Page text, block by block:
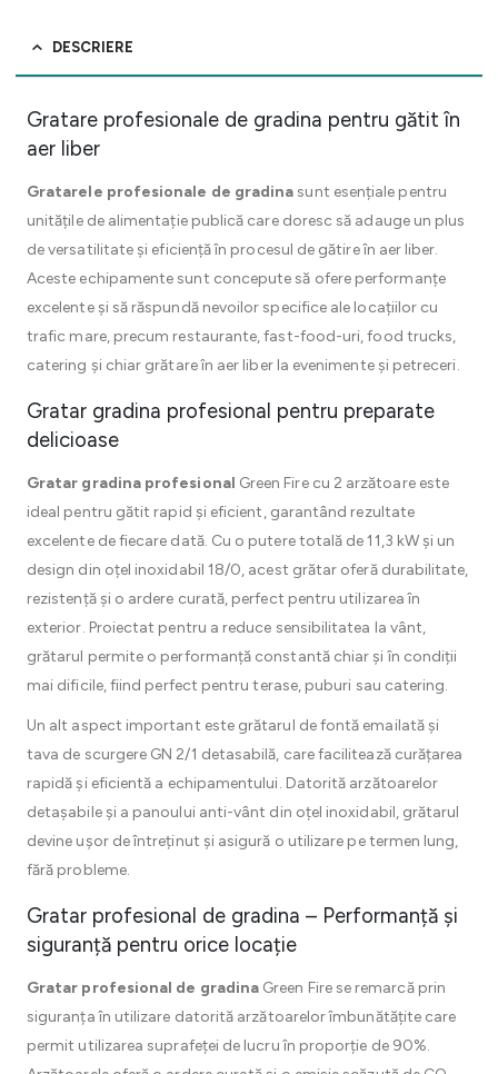
DESCRIERE
Gratare profesionale de gradina pentru gătit în
aer liber
Gratarele profesionale de gradinasunt esențiale pentru
unitățile de alimentație publică care doresc să adauge un plus
de versatilitate și eficiență în procesul de gătire în aer liber.
Aceste echipamente sunt concepute să ofere performanțe
excelente și să răspundă nevoilor specifice ale locațiilor cu
trafic mare, precum restaurante, fast-food-uri, food trucks,
catering și chiar grătare în aer liber la evenimente și petreceri.
Gratar gradina profesional pentru preparate
delicioase
Gratar gradina profesional Green Fire cu 2 arzătoare este
ideal pentru gătit rapid și eficient, garantând rezultate
excelente de fiecare dată. Cu o putere totală de 11,3 kW și un
design din oțel inoxidabil 18/0, acest grătar oferă durabilitate,
rezistență și o ardere curată, perfect pentru utilizarea în
exterior. Proiectat pentru a reduce sensibilitatea la vânt,
grătarul permite o performanță constantă chiar și în condiții
mai dificile, fiind perfect pentru terase, puburi sau catering.
Un alt aspect important este grătarul de fontă emailată și
tava de scurgere GN 2/1 detasabilă, care facilitează curățarea
rapidă și eficientă a echipamentului. Datorită arzătoarelor
detașabile și a panoului anti-vânt din oțel inoxidabil, grătarul
devine ușor de întreținut și asigură o utilizare pe termen lung,
fără probleme.
Gratar profesional de gradina – Performanță și
siguranță pentru orice locație
Gratar profesional de gradina Green Fire se remarcă prin
siguranța în utilizare datorită arzătoarelor îmbunătățite care
permit utilizarea suprafeței de lucru în proporție de 90%.